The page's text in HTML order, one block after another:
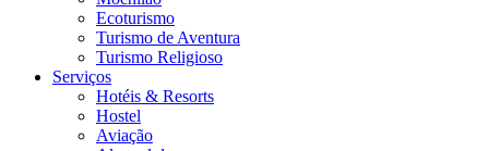
Ecoturismo
Turismo de Aventura
Turismo Religioso
Serviços
Hotéis & Resorts
Hostel
Aviação